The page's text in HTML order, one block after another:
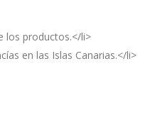
los productos.</li>
en las Islas Canarias.</li>